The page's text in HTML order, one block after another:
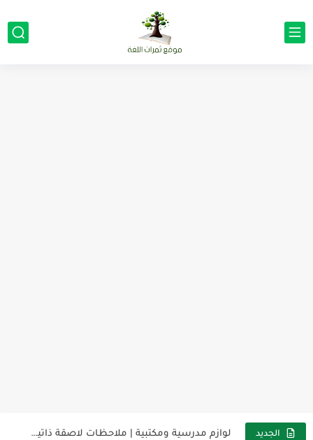
الجديد لوازم مدرسية ومكتبية | ملاحظات لاصقة ذاتية على شكل قلب...